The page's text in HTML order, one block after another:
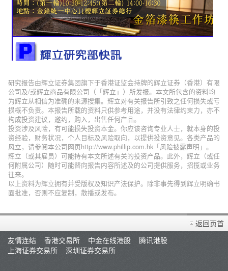
研究报告由辉立证券集团旗下于香港证监会持牌的辉立证券（香港）有限
公司及/或辉立商品有限公司（「辉立」）所发报。本文所包含的资料均
为辉立从相信为准确的来源搜集。辉立对有关报告所引致之任何损失或亏
损概不负责。本报告所载的资料只供参考用途，并没有法律约束力，亦不
构成投资建议，邀约，购入，出售任何产品。
投资涉及风险，有可能损失投资本金。你应该咨询专业人士，就本身的投
资经验，财务状况，个人目标及风险取向，以提供投资意见。各类产品的
风立，请参阅本公司网页http://www.phillip.com.hk「风险披露声明」。
辉立（或其雇员）可能持有本文所述有关的投资产品。此外，辉立（或任
何附属公司）随时可能替向报告内容所述及的公司提供服务，招揽或业务
往来。
以上资料为辉立拥有并受版权及知识产法保护。除非事先得到辉立明确书
面批准，否则不应复制，散播或发布。
返回页首
友情连结
香港交易所 中金在线港股
腾讯港股
上海证券交易所
深圳证券交易所